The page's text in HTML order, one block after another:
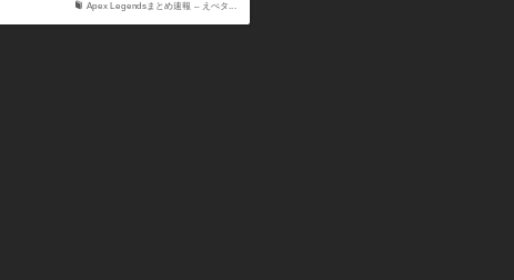
Apex Legendsまとめ速報 – えぺタ...